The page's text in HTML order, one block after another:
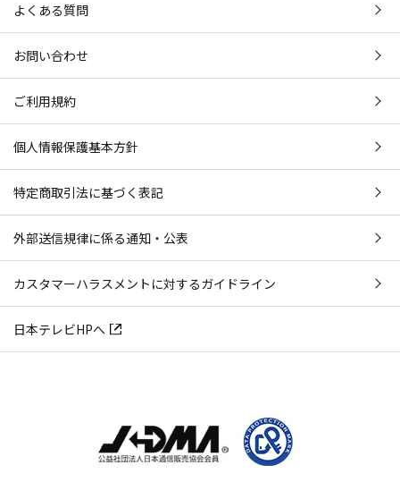
よくある質問
お問い合わせ
ご利用規約
個人情報保護基本方針
特定商取引法に基づく表記
外部送信規律に係る通知・公表
カスタマーハラスメントに対するガイドライン
日本テレビHPへ